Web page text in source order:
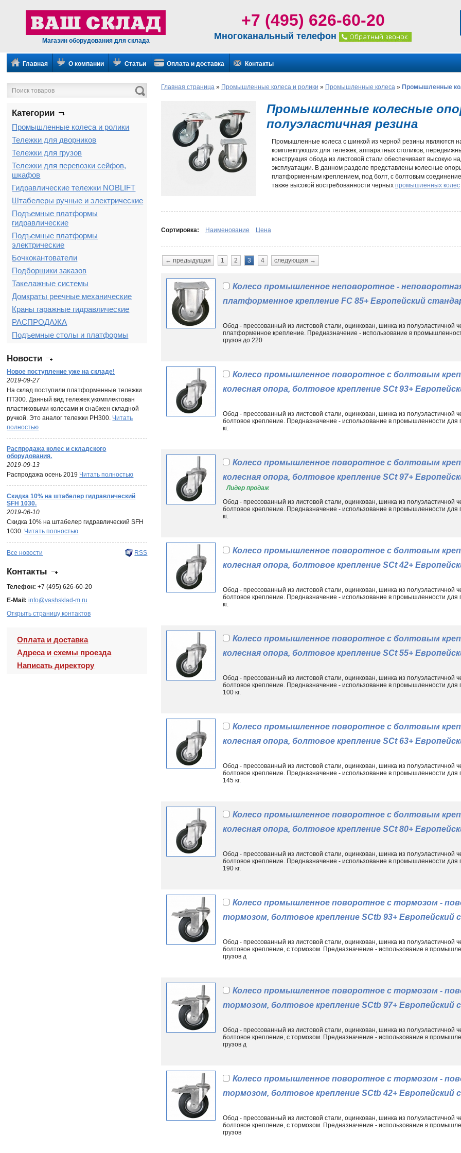
Магазин оборудования для склада
+7 (495) 626-60-20
Многоканальный телефон
Главная О компании Статьи Оплата и доставка Контакты
Категории
Промышленные колеса и ролики
Тележки для дворников
Тележки для грузов
Тележки для перевозки сейфов,
шкафов
Гидравлические тележки NOBLIFT
Штабелеры ручные и электрические
Подъемные платформы
гидравлические
Подъемные платформы
электрические
Бочкокантователи
Подборщики заказов
Такелажные системы
Домкраты реечные механические
Краны гаражные гидравлические
РАСПРОДАЖА
Подъемные столы и платформы
Новости
Новое поступление уже на складе!
2019-09-27
На склад поступили платформенные тележки
ПТ300. Данный вид тележек укомплектован
пластиковыми колесами и снабжен складной
ручкой. Это аналог тележки PH300. Читать
полностью
Распродажа колес и складского
оборудования.
2019-09-13
Распродажа осень 2019 Читать полностью
Скидка 10% на штабелер гидравлический
SFH 1030.
2019-06-10
Скидка 10% на штабелер гидравлический SFH
1030. Читать полностью
Все новости RSS
Контакты
Телефон: +7 (495) 626-60-20
E-Mail: info@vashsklad-m.ru
Открыть страницу контактов
Оплата и доставка
Адреса и схемы проезда
Написать директору
Главная страница » Промышленные колеса и ролики » Промышленные колеса » Промышленные
Промышленные колесные
полуэластичная резина
Промышленные колеса с шинкой из черной резины являются
комплектующих для тележек, аппаратных столиков,
конструкция обода из листовой стали обеспечивает высокую
эксплуатации. В данном разделе представлены колесные
платформенным креплением, под болт, с болтовым
также высокой востребованности черных промышленных колес
Шинка обладает средним коэффициентом эластичности,
,
являющиеся стандартом для деталей промышленного
повышенную устойчивость к попаданию в подвижные
Почему стоит обратиться к нам?
размерами, грузоподъемностью, видом крепления, другими
Склад» регулярно пополняется новыми товарами, отражая
75-250 мм, грузоподъемность до 220 кг. Интересую другие
Промышленные колеса в Москве, равно как и других городах
ремонтно-строительное оборудование. Шинка из черной
неплохими амортизационными свойствами, устойчивостью к
хода и вращения, позволяя одним движением обеспечить
профессиональных транспортировочных средств.
при личном посещении московского склада!
Сортировка: Наименование Цена
← предыдущая 1 2 3 4 следующая →
Колесо промышленное неповоротное -
платформенное крепление FC 85+ Европейский
Обод - прессованный из листовой стали, оцинкован, шинка из полуэластичной
платформенное крепление. Предназначение - использование в
грузов до 220
Колесо промышленное поворотное с болтовым
колесная опора, болтовое крепление SCt 93+
Обод - прессованный из листовой стали, оцинкован, шинка из полуэластичной
болтовое крепление. Предназначение - использование в промышленности
кг.
Колесо промышленное поворотное с болтовым
колесная опора, болтовое крепление SCt 97+
Лидер продаж
Обод - прессованный из листовой стали, оцинкован, шинка из полуэластичной
болтовое крепление. Предназначение - использование в промышленности
кг.
Колесо промышленное поворотное с болтовым
колесная опора, болтовое крепление SCt 42+
Обод - прессованный из листовой стали, оцинкован, шинка из полуэластичной
болтовое крепление. Предназначение - использование в промышленности
кг.
Колесо промышленное поворотное с болтовым
колесная опора, болтовое крепление SCt 55+
Обод - прессованный из листовой стали, оцинкован, шинка из полуэластичной
болтовое крепление. Предназначение - использование в промышленности
100 кг.
Колесо промышленное поворотное с болтовым
колесная опора, болтовое крепление SCt 63+
Обод - прессованный из листовой стали, оцинкован, шинка из полуэластичной
болтовое крепление. Предназначение - использование в промышленности
145 кг.
Колесо промышленное поворотное с болтовым
колесная опора, болтовое крепление SCt 80+
Обод - прессованный из листовой стали, оцинкован, шинка из полуэластичной
болтовое крепление. Предназначение - использование в промышленности
190 кг.
Колесо промышленное поворотное с тормозом -
тормозом, болтовое крепление SCtb 93+ Европейский
Обод - прессованный из листовой стали, оцинкован, шинка из полуэластичной
болтовое крепление, с тормозом. Предназначение - использование в
грузов д
Колесо промышленное поворотное с тормозом -
тормозом, болтовое крепление SCtb 97+ Европейский
Обод - прессованный из листовой стали, оцинкован, шинка из полуэластичной
болтовое крепление, с тормозом. Предназначение - использование в
грузов д
Колесо промышленное поворотное с тормозом -
тормозом, болтовое крепление SCtb 42+ Европейский
Обод - прессованный из листовой стали, оцинкован, шинка из полуэластичной
болтовое крепление, с тормозом. Предназначение - использование в
грузов